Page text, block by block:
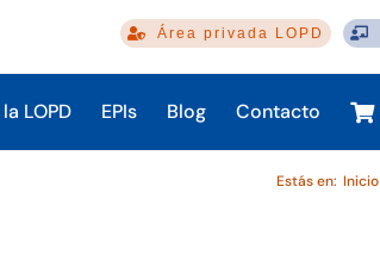
Área privada LOPD
LOPD EPIs Blog Contacto
Estás en: Inicio